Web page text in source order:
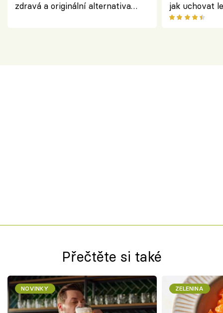
zdravá a originální alternativa
jak uchovat
Přečtěte si také
NOVINKY ZELENINA